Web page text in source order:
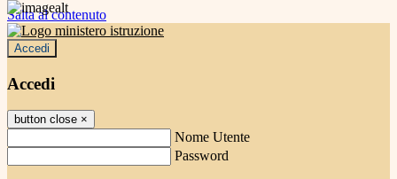
Salta al contenuto
Accedi
Accedi
button close ×
Nome Utente
Password